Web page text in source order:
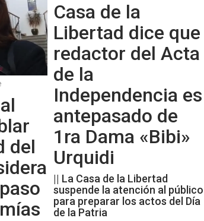
del
Casa de la
Libertad dice que
redactor del Acta
de la
Independencia es
antepasado de
1ra Dama «Bibi»
Urquidi
|| La Casa de la Libertad
suspende la atención al público
para preparar los actos del Día
de la Patria